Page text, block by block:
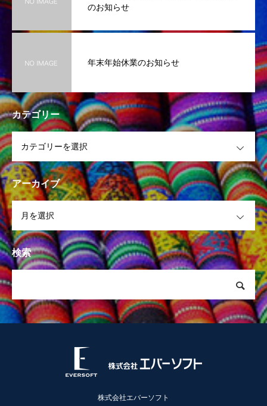
のお知らせ
年末年始休業のお知らせ
カテゴリー
アーカイブ
検索
株式会社エバーソフト